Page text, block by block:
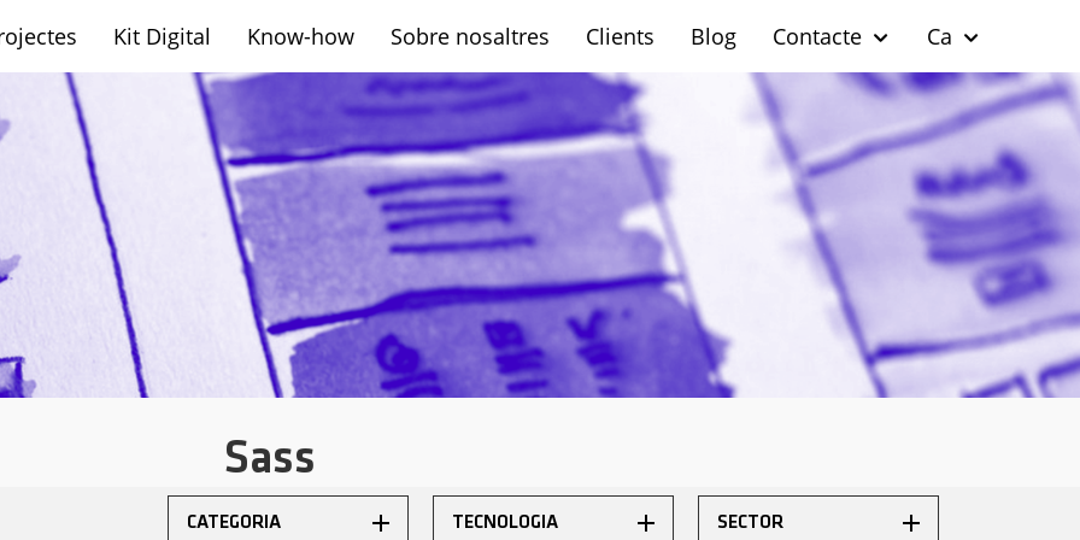
Kit Digital Know-how Sobre nosaltres Clients Blog Contacte Ca
Sass
CATEGORIA TECNOLOGIA SECTOR